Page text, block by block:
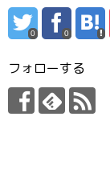
0 0
フォローする